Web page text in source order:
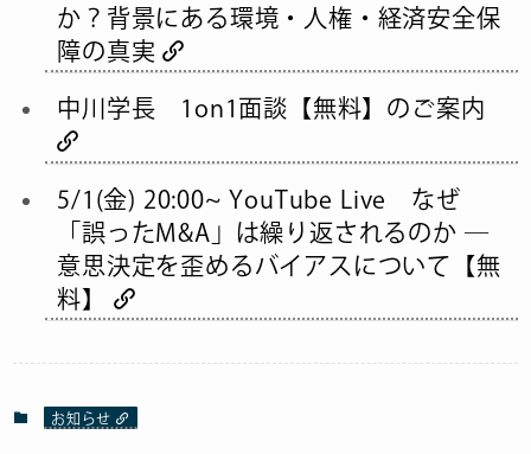
か？背景にある環境・人権・経済安全保
障の真実
中川学長 1on1面談【無料】のご案内
5/1(金) 20:00~ YouTube Live なぜ
「誤ったM&A」は繰り返されるのか ―
意思決定を歪めるバイアスについて【無
料】
お知らせ